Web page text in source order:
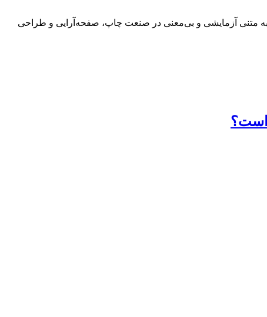
متنی آزمایشی و بی‌معنی در صنعت چاپ، صفحه‌آرایی و طراحی
است؟